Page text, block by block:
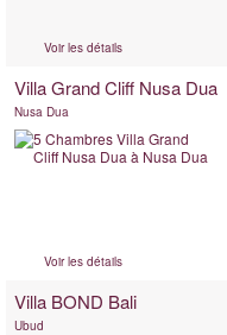
Voir les détails
Villa Grand Cliff Nusa Dua
Nusa Dua
Voir les détails
Villa BOND Bali
Ubud